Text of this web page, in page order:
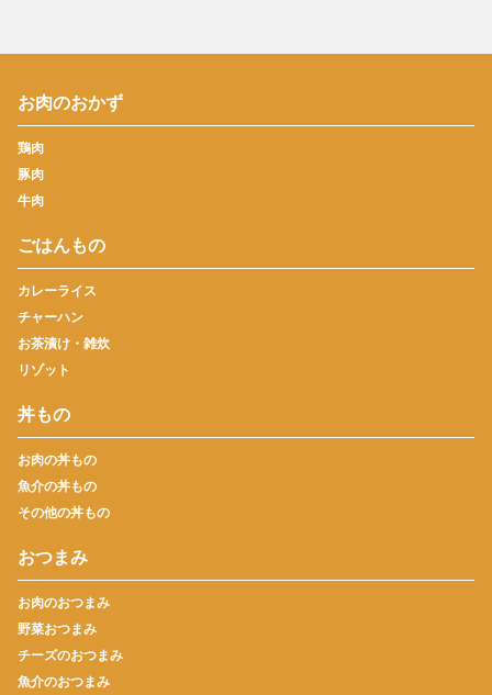
お肉のおかず
鶏肉
豚肉
牛肉
ごはんもの
カレーライス
チャーハン
お茶漬け・雑炊
リゾット
丼もの
お肉の丼もの
魚介の丼もの
その他の丼もの
おつまみ
お肉のおつまみ
野菜おつまみ
チーズのおつまみ
魚介のおつまみ